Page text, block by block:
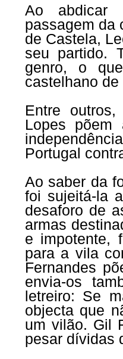
Ao abdicar
passagem da
de Castela,
seu partido.
genro, o
castelhano de
Entre
Lopes
Portugal
Ao saber da
foi sujeitá-la
desaforo de
armas
e impotente,
para a vila
Fernandes
envia-os
letreiro: Se
objecta que
um vilão. Gil
pesar dívidas